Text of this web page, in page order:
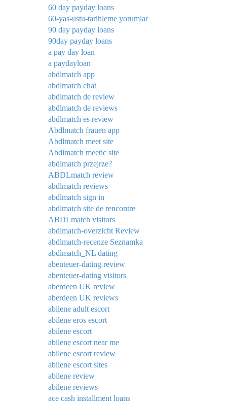
60 day payday loans
60-yas-ustu-tarihleme yorumlar
90 day payday loans
90day payday loans
a pay day loan
a paydayloan
abdlmatch app
abdlmatch chat
abdlmatch de review
abdlmatch de reviews
abdlmatch es review
Abdlmatch frauen app
Abdlmatch meet site
Abdlmatch meetic site
abdlmatch przejrze?
ABDLmatch review
abdlmatch reviews
abdlmatch sign in
abdlmatch site de rencontre
ABDLmatch visitors
abdlmatch-overzicht Review
abdlmatch-recenze Seznamka
abdlmatch_NL dating
abenteuer-dating review
abenteuer-dating visitors
aberdeen UK review
aberdeen UK reviews
abilene adult escort
abilene eros escort
abilene escort
abilene escort near me
abilene escort review
abilene escort sites
abilene review
abilene reviews
ace cash installment loans